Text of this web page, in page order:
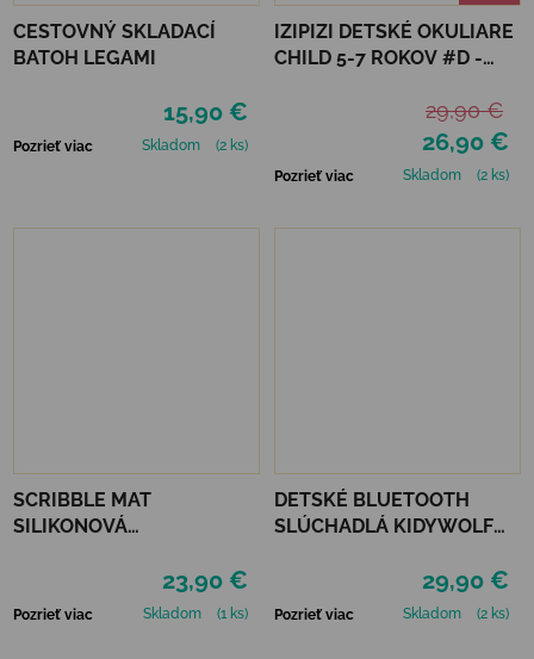
CESTOVNÝ SKLADACÍ
BATOH LEGAMI
15,90 €
Pozrieť viac Skladom (2 ks)
IZIPIZI DETSKÉ OKULIARE
CHILD 5-7 ROKOV #D -
26,90 €
29,90 €
Pozrieť viac Skladom (2 ks)
SCRIBBLE MAT
SILIKONOVÁ
23,90 €
Pozrieť viac Skladom (1 ks)
DETSKÉ BLUETOOTH
SLÚCHADLÁ KIDYWOLF
29,90 €
Pozrieť viac Skladom (2 ks)